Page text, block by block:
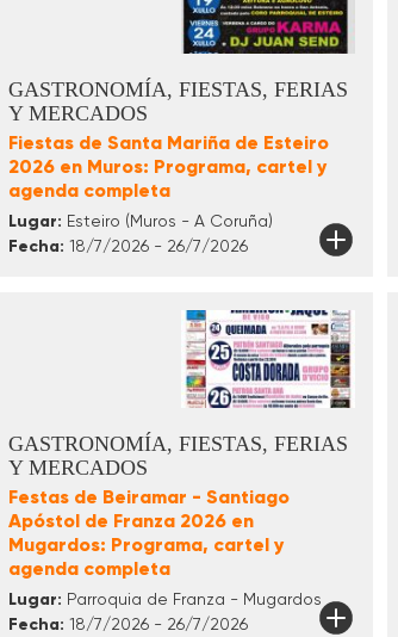
GASTRONOMÍA, FIESTAS, FERIAS
Y MERCADOS
Fiestas de Santa Mariña de Esteiro
2026 en Muros: Programa, cartel y
agenda completa
Lugar: Esteiro (Muros - A Coruña)
Fecha: 18/7/2026 - 26/7/2026
GASTRONOMÍA, FIESTAS, FERIAS
Y MERCADOS
Festas de Beiramar - Santiago
Apóstol de Franza 2026 en
Mugardos: Programa, cartel y
agenda completa
Lugar: Parroquia de Franza - Mugardos
Fecha: 18/7/2026 - 26/7/2026